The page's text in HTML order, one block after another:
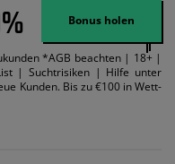
Bonus holen
*AGB beachten | 18+ |
| Suchtrisiken | Hilfe unter
Kunden. Bis zu €100 in Wett-
qualifizierende Einzahlung in
im gleichen Wert platzieren